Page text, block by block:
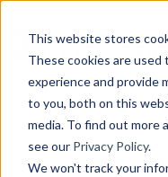
This website stores
These cookies are
experience and provide
to you, both on this
media. To find out more
see our Privacy Policy.
We won't track your